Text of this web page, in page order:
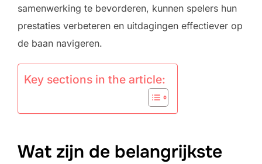
samenwerking te bevorderen, kunnen spelers hun
prestaties verbeteren en uitdagingen effectiever op
de baan navigeren.
Key sections in the article:
Wat zijn de belangrijkste